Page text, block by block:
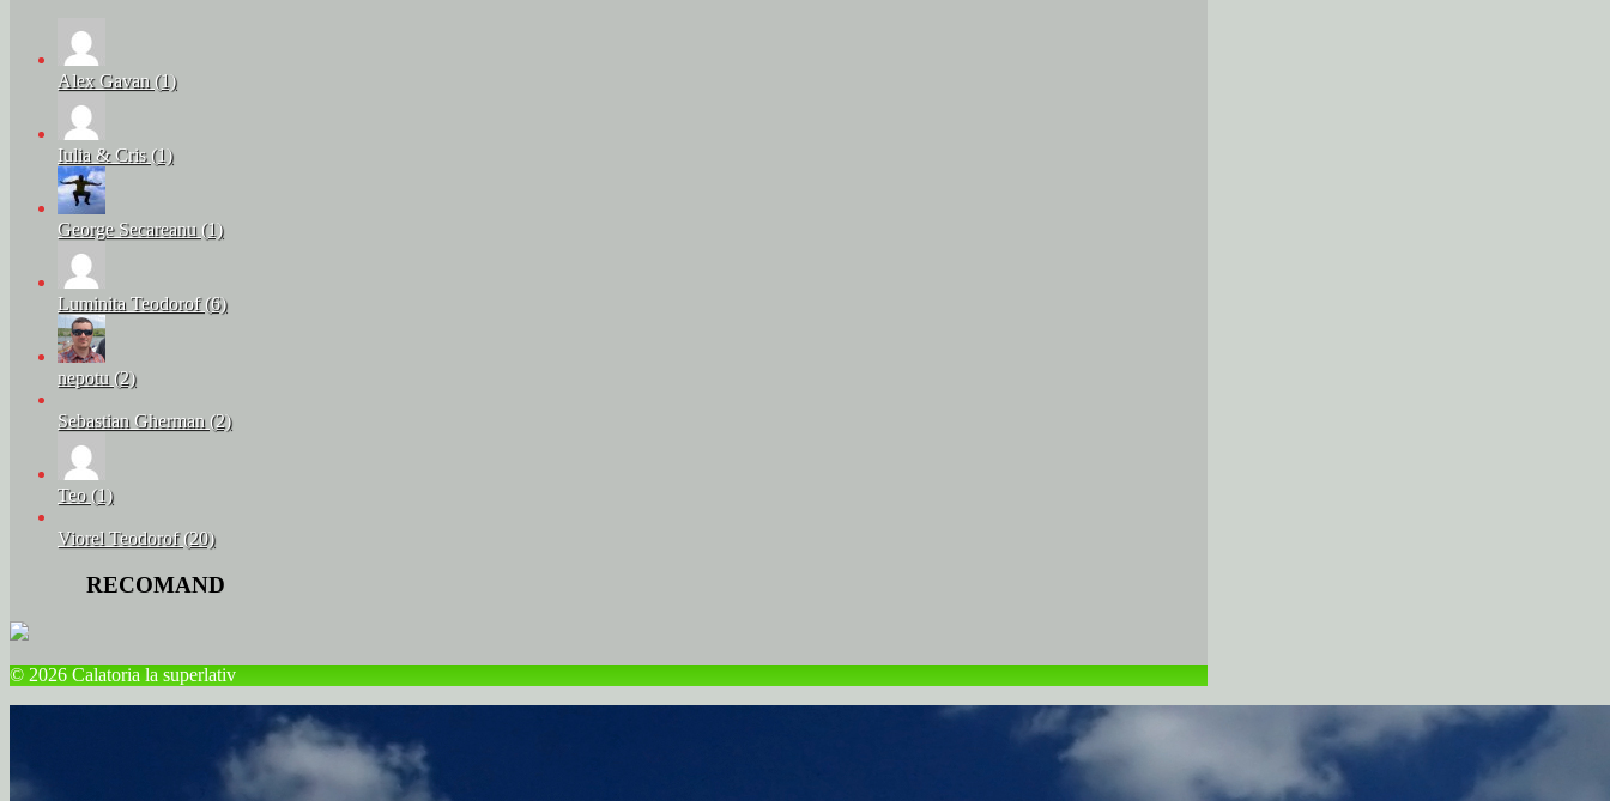
Alex Gavan (1)
Iulia & Cris (1)
George Secareanu (1)
Luminita Teodorof (6)
nepotu (2)
Sebastian Gherman (2)
Teo (1)
Viorel Teodorof (20)
RECOMAND
© 2026 Calatoria la superlativ